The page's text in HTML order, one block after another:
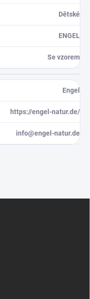
Dětské
ENGEL
Se vzorem
Engel
https://engel-natur.de/
info@engel-natur.de